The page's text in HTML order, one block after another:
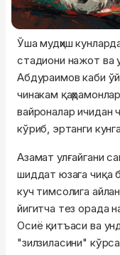
Ўша мудҳиш
стадиони нажот ва
Абдураимов каби
чинакам
вайроналар ичидан
кўриб, эртанги
Азамат улғайгани
шиддат юзага чиқа
куч тимсолига
йигитча тез орада
Осиё қитъаси ва
"зилзиласини"